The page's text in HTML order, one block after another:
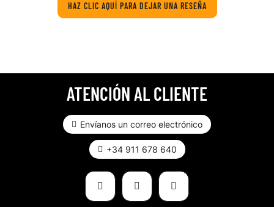
HAZ CLIC AQUÍ PARA DEJAR UNA RESEÑA
ATENCIÓN AL CLIENTE
Envíanos un correo electrónico
+34 911 678 640